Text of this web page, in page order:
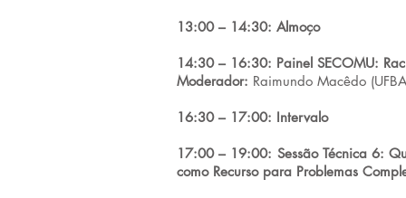
13:00 – 14:30: Almoço
14:30 – 16:30: Painel SECOMU:
Moderador: Raimundo Macêdo
16:30 – 17:00: Intervalo
17:00 – 19:00: Sessão Técnica 6:
como Recurso para Problemas